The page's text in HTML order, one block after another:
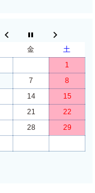
金
土
1
7
8
14
15
21
22
28
29